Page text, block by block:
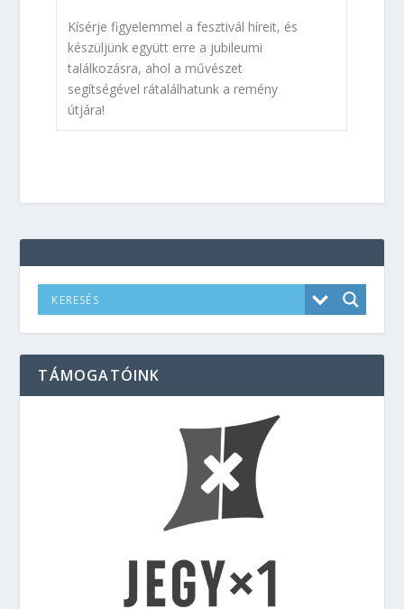
Kísérje figyelemmel a fesztivál híreit, és
készüljünk együtt erre a jubileumi
találkozásra, ahol a művészet
segítségével rátalálhatunk a remény
útjára!
TÁMOGATÓINK